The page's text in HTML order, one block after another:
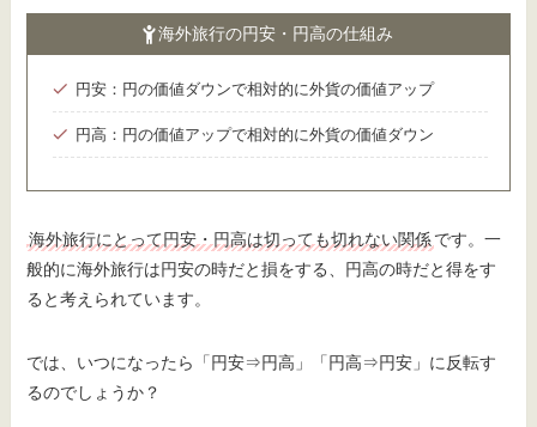
海外旅行の円安・円高の仕組み
円安：円の価値ダウンで相対的に外貨の価値アップ
円高：円の価値アップで相対的に外貨の価値ダウン
海外旅行にとって円安・円高は切っても切れない関係です。一
般的に海外旅行は円安の時だと損をする、円高の時だと得をす
ると考えられています。
では、いつになったら「円安⇒円高」「円高⇒円安」に反転す
るのでしょうか？